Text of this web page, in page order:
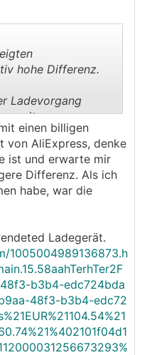
hohe Differenz.
Ladevorgang
weitere
dürfen wir uns
zu viel erwarten.
einen billigen
von AliExpress, denke
ist und erwarte mir
Differenz. Als ich
habe, war die
Ladegerät.
1005004989136873.h
b3b4-edc724bda
48f3-b3b4-edc72